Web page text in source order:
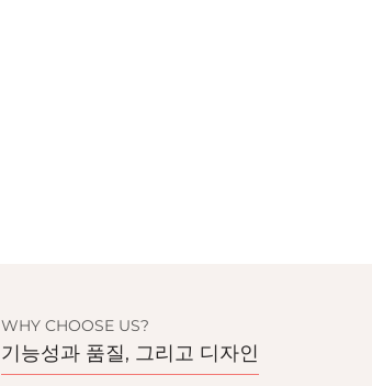
WHY CHOOSE US?
기능성과 품질, 그리고 디자인